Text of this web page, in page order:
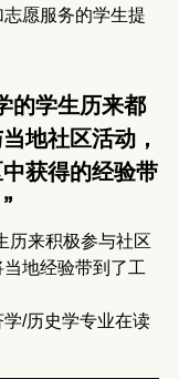
愿服务的学生提
的学生历来都
地社区活动，
获得的经验带
历来积极参与社区
地经验带到了工
/历史学专业在读